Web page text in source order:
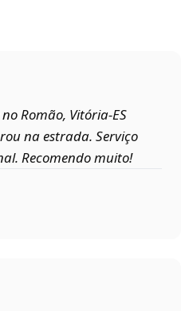
Romão, Vitória‑ES
na estrada. Serviço
Recomendo muito!